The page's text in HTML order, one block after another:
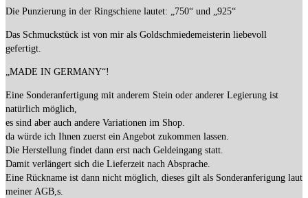
Die Punzierung in der Ringschiene lautet: „750“ und „925“
Das Schmuckstück ist von mir als Goldschmiedemeisterin liebevoll
gefertigt.
„MADE IN GERMANY“!
Eine Sonderanfertigung mit anderem Stein oder anderer Legierung ist
natürlich möglich,
es sind aber auch andere Variationen im Shop.
da würde ich Ihnen zuerst ein Angebot zukommen lassen.
Die Herstellung findet dann erst nach Geldeingang statt.
Damit verlängert sich die Lieferzeit nach Absprache.
Eine Rückname ist dann nicht möglich, dieses gilt als Sonderanferigung laut
meiner AGB,s.